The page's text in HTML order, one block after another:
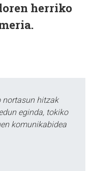
herriko
nortasun hitzak
eginda, tokiko
komunikabidea